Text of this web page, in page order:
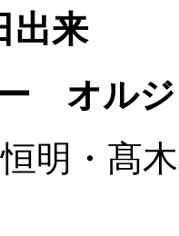
出来
オル
明・髙